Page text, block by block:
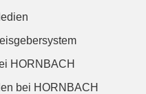
HORNBACH
bei HORNBACH